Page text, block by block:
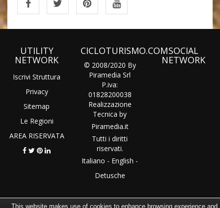
UTILITY
NETWORK
Iscrivi Struttura
Privacy
Sitemap
Le Regioni
AREA RISERVATA
CICLOTURISMO.COM
© 2008/2020 By
Piramedia Srl
P.iva:
01828200038
Realizzazione
Tecnica by
Piramedia.it
Tutti i diritti
riservati.
Italiano - English -
Detusche
SOCIAL
NETWORK
This website makes use of cookies to enhance browsing experience and